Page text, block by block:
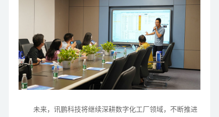
未来，讯鹏科技将继续深耕数字化工厂领域，不断推进